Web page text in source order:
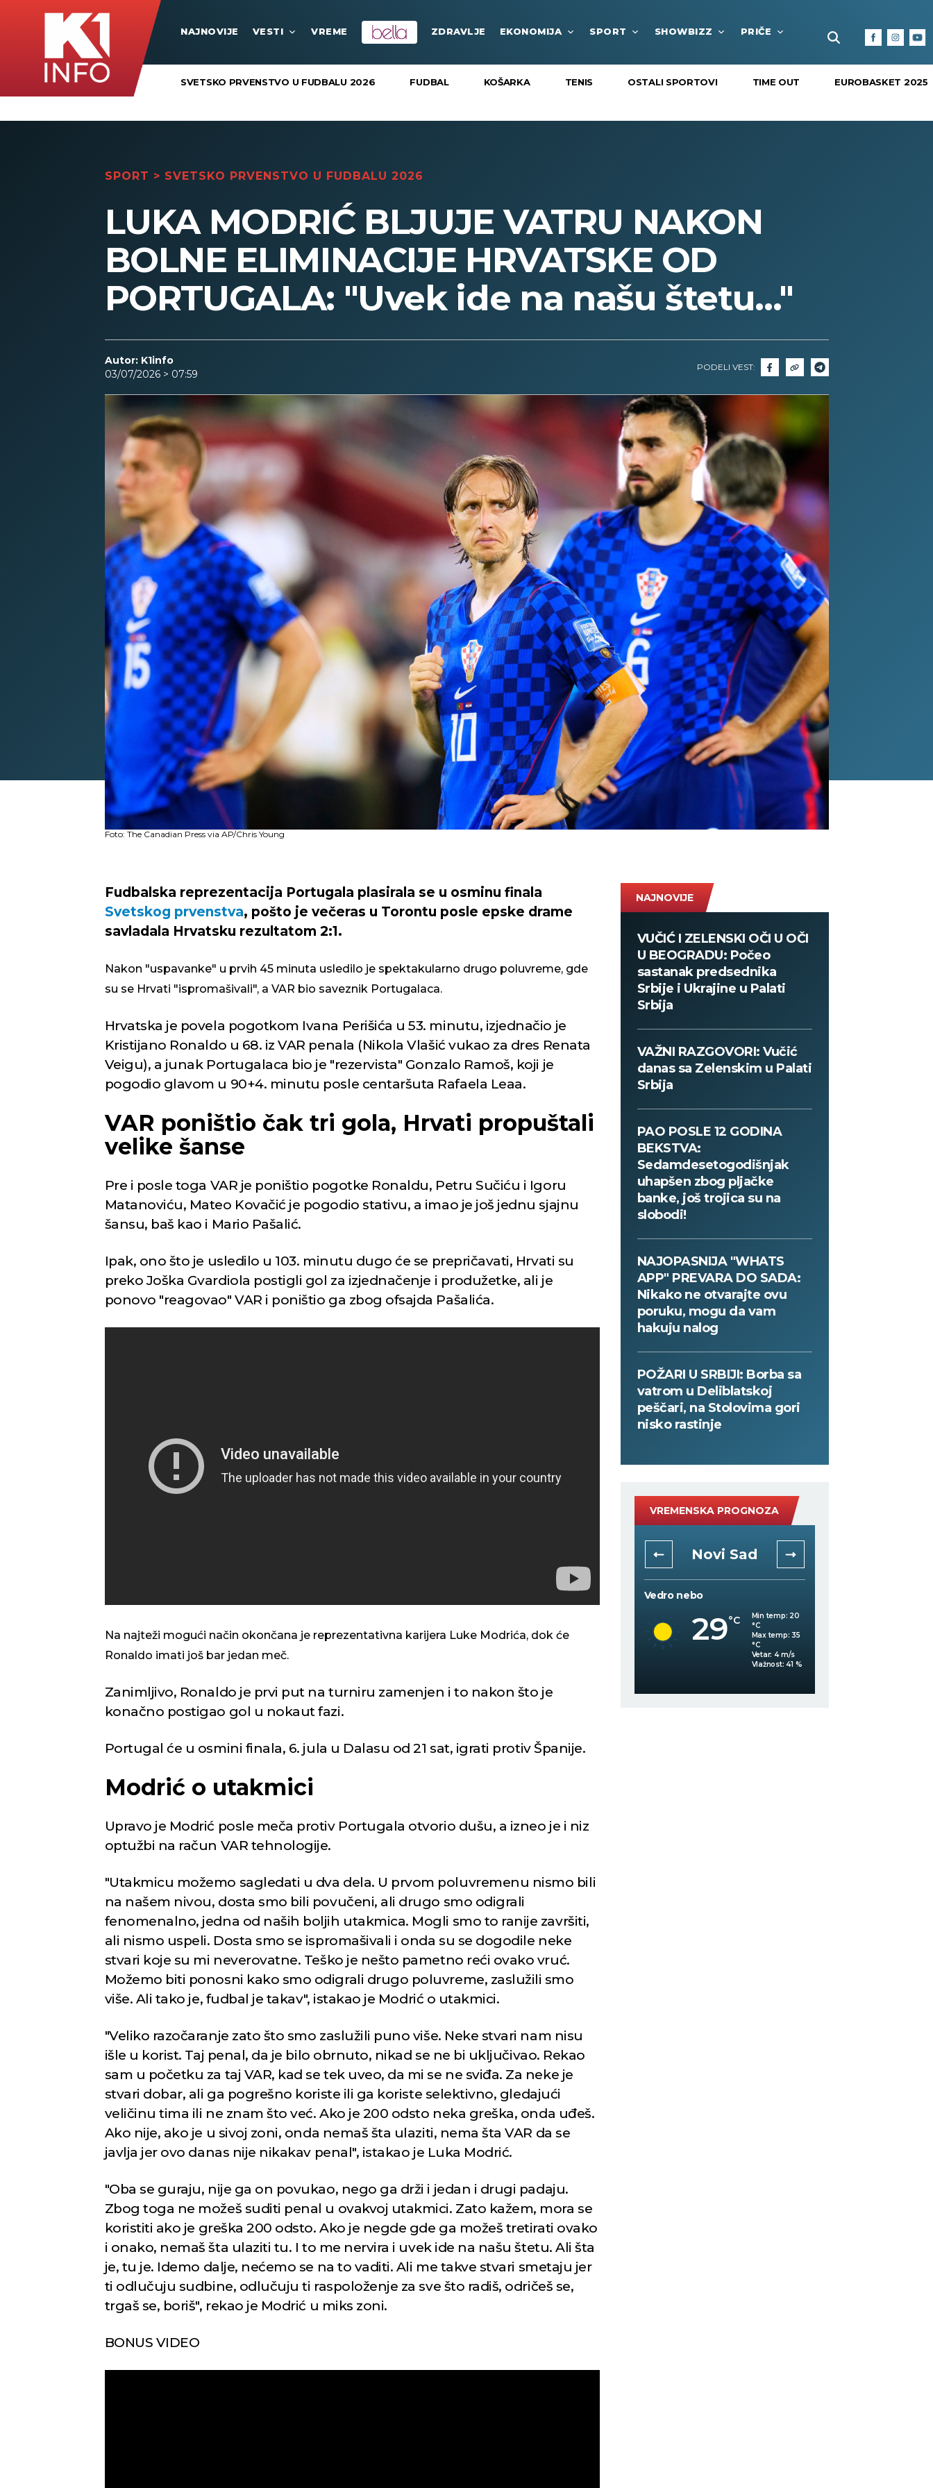
NAJNOVIJE VESTI VREME ZDRAVLJE EKONOMIJA SPORT SHOWBIZZ PRIČE FUN BOX KULTURA I
SVETSKO PRVENSTVO U FUDBALU 2026 FUDBAL KOŠARKA TENIS OSTALI SPORTOVI TIME OUT EUROBASKET 2025
SPORT > SVETSKO PRVENSTVO U FUDBALU 2026
LUKA MODRIĆ BLJUJE VATRU NAKON
BOLNE ELIMINACIJE HRVATSKE OD
PORTUGALA: "Uvek ide na našu štetu..."
Autor: K1info
03/07/2026 > 07:59
PODELI VEST:
Foto: The Canadian Press via AP/Chris Young
Fudbalska reprezentacija Portugala plasirala se u osminu finala
Svetskog prvenstva, pošto je večeras u Torontu posle epske drame
savladala Hrvatsku rezultatom 2:1.
Nakon "uspavanke" u prvih 45 minuta usledilo je spektakularno drugo poluvreme, gde
su se Hrvati "ispromašivali", a VAR bio saveznik Portugalaca.
Hrvatska je povela pogotkom Ivana Perišića u 53. minutu, izjednačio je
Kristijano Ronaldo u 68. iz VAR penala (Nikola Vlašić vukao za dres Renata
Veigu), a junak Portugalaca bio je "rezervista" Gonzalo Ramoš, koji je
pogodio glavom u 90+4. minutu posle centaršuta Rafaela Leaa.
VAR poništio čak tri gola, Hrvati propuštali
velike šanse
Pre i posle toga VAR je poništio pogotke Ronaldu, Petru Sučiću i Igoru
Matanoviću, Mateo Kovačić je pogodio stativu, a imao je još jednu sjajnu
šansu, baš kao i Mario Pašalić.
Ipak, ono što je usledilo u 103. minutu dugo će se prepričavati, Hrvati su
preko Joška Gvardiola postigli gol za izjednačenje i produžetke, ali je
ponovo "reagovao" VAR i poništio ga zbog ofsajda Pašalića.
Na najteži mogući način okončana je reprezentativna karijera Luke Modrića, dok će
Ronaldo imati još bar jedan meč.
Zanimljivo, Ronaldo je prvi put na turniru zamenjen i to nakon što je
konačno postigao gol u nokaut fazi.
Portugal će u osmini finala, 6. jula u Dalasu od 21 sat, igrati protiv Španije.
Modrić o utakmici
Upravo je Modrić posle meča protiv Portugala otvorio dušu, a izneo je i niz
optužbi na račun VAR tehnologije.
"Utakmicu možemo sagledati u dva dela. U prvom poluvremenu nismo bili
na našem nivou, dosta smo bili povučeni, ali drugo smo odigrali
fenomenalno, jedna od naših boljih utakmica. Mogli smo to ranije završiti,
ali nismo uspeli. Dosta smo se ispromašivali i onda su se dogodile neke
stvari koje su mi neverovatne. Teško je nešto pametno reći ovako vruć.
Možemo biti ponosni kako smo odigrali drugo poluvreme, zaslužili smo
više. Ali tako je, fudbal je takav", istakao je Modrić o utakmici.
"Veliko razočaranje zato što smo zaslužili puno više. Neke stvari nam nisu
išle u korist. Taj penal, da je bilo obrnuto, nikad se ne bi uključivao. Rekao
sam u početku za taj VAR, kad se tek uveo, da mi se ne sviđa. Za neke je
stvari dobar, ali ga pogrešno koriste ili ga koriste selektivno, gledajući
veličinu tima ili ne znam što već. Ako je 200 odsto neka greška, onda uđeš.
Ako nije, ako je u sivoj zoni, onda nemaš šta ulaziti, nema šta VAR da se
javlja jer ovo danas nije nikakav penal", istakao je Luka Modrić.
"Oba se guraju, nije ga on povukao, nego ga drži i jedan i drugi padaju.
Zbog toga ne možeš suditi penal u ovakvoj utakmici. Zato kažem, mora se
koristiti ako je greška 200 odsto. Ako je negde gde ga možeš tretirati ovako
i onako, nemaš šta ulaziti tu. I to me nervira i uvek ide na našu štetu. Ali šta
je, tu je. Idemo dalje, nećemo se na to vaditi. Ali me takve stvari smetaju jer
ti odlučuju sudbine, odlučuju ti raspoloženje za sve što radiš, odričeš se,
trgaš se, boriš", rekao je Modrić u miks zoni.
BONUS VIDEO
NAJNOVIJE
VUČIĆ I ZELENSKI OČI U OČI
U BEOGRADU: Počeo
sastanak predsednika
Srbije i Ukrajine u Palati
Srbija
VAŽNI RAZGOVORI: Vučić
danas sa Zelenskim u Palati
Srbija
PAO POSLE 12 GODINA
BEKSTVA:
Sedamdesetogodišnjak
uhapšen zbog pljačke
banke, još trojica su na
slobodi!
NAJOPASNIJA "WHATS
APP" PREVARA DO SADA:
Nikako ne otvarajte ovu
poruku, mogu da vam
hakuju nalog
POŽARI U SRBIJI: Borba sa
vatrom u Deliblatskoj
peščari, na Stolovima gori
nisko rastinje
VREMENSKA PROGNOZA
29
Max temp: 35
Vetar:4 m/s
32
Max temp:36
27
Novi Sad
Vedro nebo
29°C Min temp: 20
°C
Max temp: 35
°C
Vetar: 4 m/s
Vlažnost: 41 %